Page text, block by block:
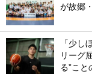
が故郷
「少し
リーグ
る”こと